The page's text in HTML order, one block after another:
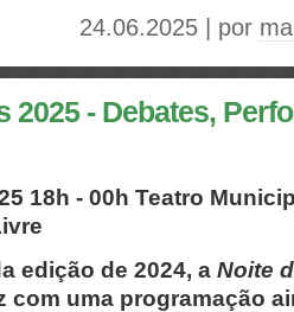
24.06.2025 | por
2025 - Debates,
18h - 00h Teatro
edição de 2024, a Noite
com uma programação